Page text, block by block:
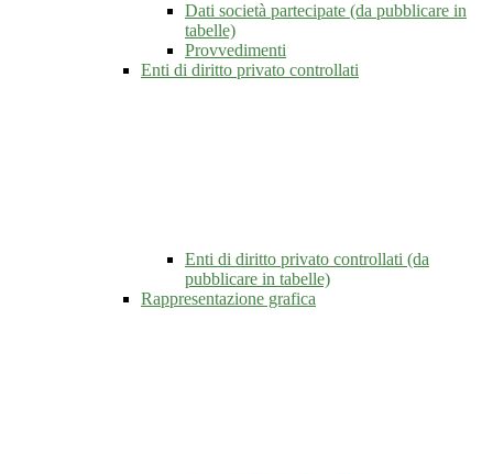
Dati società partecipate (da pubblicare in
tabelle)
Provvedimenti
Enti di diritto privato controllati
Enti di diritto privato controllati (da
pubblicare in tabelle)
Rappresentazione grafica